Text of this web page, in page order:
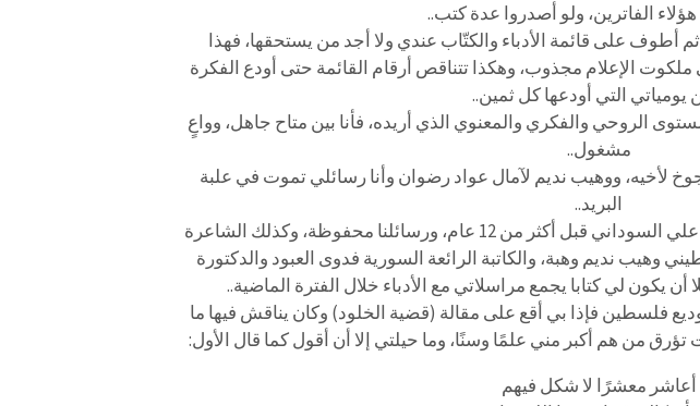
الفاترين، ولو أصدروا عدة كتب..
على قائمة الأدباء والكتّاب عندي ولا أجد من يستحقها، فهذا
الإعلام مجذوب، وهكذا تتناقص أرقام القائمة حتى أودع الفكرة
يومياتي التي أودعها كل ثمين..
الروحي والفكري والمعنوي الذي أريده، فأنا بين متاح جاهل، وواعٍ
مشغول..
لأخيه، ووهيب نديم لآمال عواد رضوان وأنا رسائلي تموت في علبة
البريد..
لقد تراسلت فترة طويلة مع الكاتب الأردني علي السوداني قبل أكثر من 12 عام، ورسائلنا محفوظة، وكذلك الشاعرة
وهيب نديم وهبة، والكاتبة الرائعة السورية فدوى العبود والدكتورة
يكون لي كتابا يجمع مراسلاتي مع الأدباء خلال الفترة الماضية..
فلسطين فإذا بي أقع على مقالة (قضية الخلود) وكان يناقش فيها ما
من هم أكبر مني علمًا وسنًا، وما حيلتي إلا أن أقول كما قال الأول:
أعاشر معشرًا لا شكل فيهم